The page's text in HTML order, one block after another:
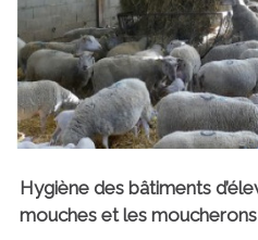
Hygiène des bâtiments
mouches et les moucherons